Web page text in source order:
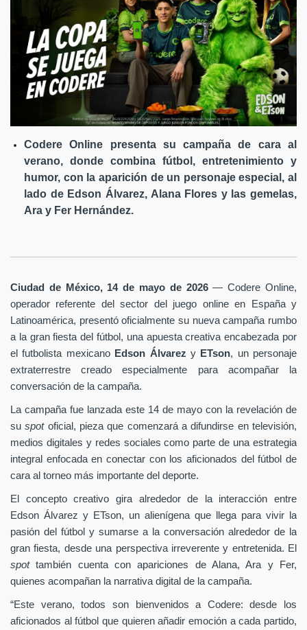
Codere Online presenta su campaña de cara al
verano, donde combina fútbol, entretenimiento y
humor, con la aparición de un personaje especial, al
lado de Edson Álvarez, Alana Flores y las gemelas,
Ara y Fer Hernández.
Ciudad de México, 14 de mayo de 2026— Codere Online,
operador referente del sector del juego online en España y
Latinoamérica, presentó oficialmente su nueva campaña rumbo
a la gran fiesta del fútbol, una apuesta creativa encabezada por
el futbolista mexicano Edson Álvarez yETson, un personaje
extraterrestre creado especialmente para acompañar la
conversación de la campaña.
La campaña fue lanzada este 14 de mayo con la revelación de
suspot oficial, pieza que comenzará a difundirse en televisión,
medios digitales y redes sociales como parte de una estrategia
integral enfocada en conectar con los aficionados del fútbol de
cara al torneo más importante del deporte.
El concepto creativo gira alrededor de la interacción entre
Edson Álvarez y ETson, un alienígena que llega para vivir la
pasión del fútbol y sumarse a la conversación alrededor de la
gran fiesta, desde una perspectiva irreverente y entretenida. El
spottambién cuenta con apariciones de Alana, Ara y Fer,
quienes acompañan la narrativa digital de la campaña.
“Este verano, todos son bienvenidos a Codere: desde los
aficionados al fútbol que quieren añadir emoción a cada partido,